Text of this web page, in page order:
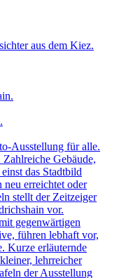
aus dem Kiez.
Ausstellung für alle.
Gebäude,
das Stadtbild
erreichtet oder
stellt der Zeitzeiger
vor.
gegenwärtigen
führen lebhaft vor,
Kurze erläuternde
lehrreicher
der Ausstellung